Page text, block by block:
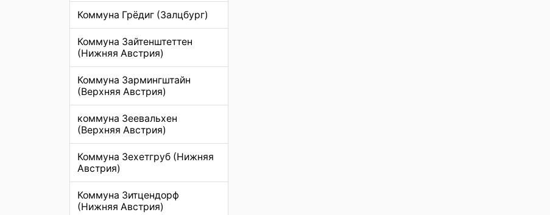
Коммуна Грёдиг (Залцбург)
Коммуна Зайтенштеттен
(Нижняя Австрия)
Коммуна Зармингштайн
(Верхняя Австрия)
коммуна Зеевальхен
(Верхняя Австрия)
Коммуна Зехетгруб (Нижняя
Австрия)
Коммуна Зитцендорф
(Нижняя Австрия)